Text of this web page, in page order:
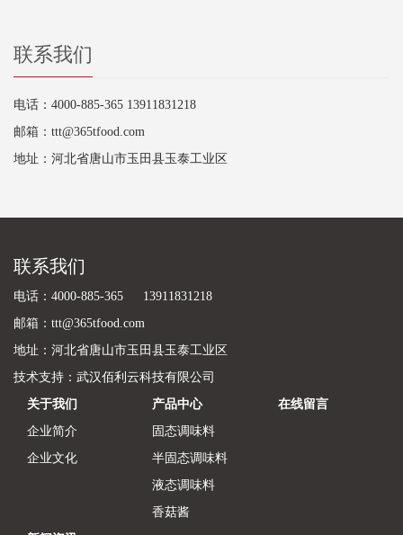
联系我们
电话：4000-885-365 13911831218
邮箱：ttt@365tfood.com
地址：河北省唐山市玉田县玉泰工业区
联系我们
电话：4000-885-365 13911831218
邮箱：ttt@365tfood.com
地址：河北省唐山市玉田县玉泰工业区
技术支持： 武汉佰利云科技有限公司
关于我们
企业简介
企业文化
产品中心
固态调味料
半固态调味料
液态调味料
香菇酱
在线留言